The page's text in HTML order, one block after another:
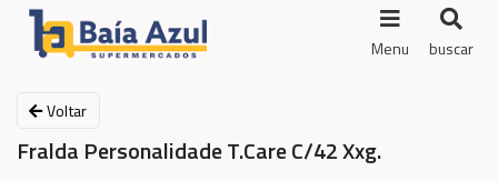
Menu buscar
Voltar
Fralda Personalidade T.Care C/42 Xxg.